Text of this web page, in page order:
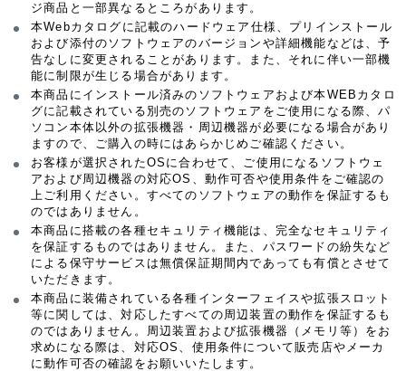
ジ商品と一部異なるところがあります。
本Webカタログに記載のハードウェア仕様、プリインストール
および添付のソフトウェアのバージョンや詳細機能などは、予
告なしに変更されることがあります。また、それに伴い一部機
能に制限が生じる場合があります。
本商品にインストール済みのソフトウェアおよび本WEBカタロ
グに記載されている別売のソフトウェアをご使用になる際、パ
ソコン本体以外の拡張機器・周辺機器が必要になる場合があり
ますので、ご購入の時にはあらかじめご確認ください。
お客様が選択されたOSに合わせて、ご使用になるソフトウェ
アおよび周辺機器の対応OS、動作可否や使用条件をご確認の
上ご利用ください。すべてのソフトウェアの動作を保証するも
のではありません。
本商品に搭載の各種セキュリティ機能は、完全なセキュリティ
を保証するものではありません。また、パスワードの紛失など
による保守サービスは無償保証期間内であっても有償とさせて
いただきます。
本商品に装備されている各種インターフェイスや拡張スロット
等に関しては、対応したすべての周辺装置の動作を保証するも
のではありません。周辺装置および拡張機器（メモリ等）をお
求めになる際は、対応OS、使用条件について販売店やメーカ
に動作可否の確認をお願いいたします。